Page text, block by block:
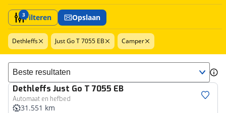
3Filteren Opslaan
Dethleffs Just Go T 7055 EB Camper
Sorteer resultaten
Dethleffs Just Go T 7055 EB
Automaat en hefbed
31.551 km